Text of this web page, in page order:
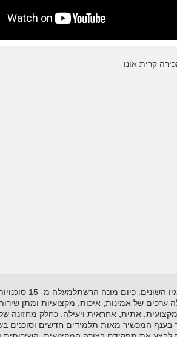
קרית אונו
רשת "אל-הנכס"
ערכים של אמינות, איכות, מקצועיות ומתן
אתית, אחראית ויעילה. כחלק
המכשיר מאות תלמידים חדשים וסוכנים